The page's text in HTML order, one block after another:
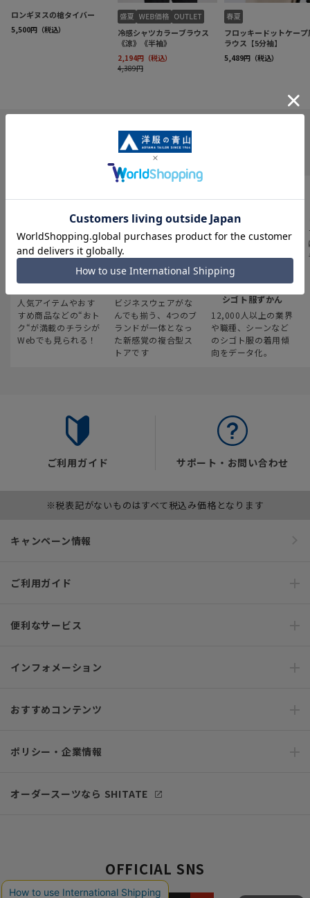
INFORMATION
最新のお買い得情報
人気アイテムやおす
すめ商品などの“おト
ク“が満載のチラシが
Webでも見られる！
スーツスクエア
ビジネスウェアがな
んでも揃う、4つのブ
ランドが一体となっ
た新感覚の複合型ス
トアです
みんなの
シゴト服ずかん
12,000人以上の業界
や職種、シーンなど
のシゴト服の着用傾
向をデータ化。
ご利用ガイド サポート・お問い合わせ
※税表記がないものはすべて税込み価格となります
キャンペーン情報
ご利用ガイド
便利なサービス
インフォメーション
おすすめコンテンツ
ポリシー・企業情報
オーダースーツなら SHITATE
OFFICIAL SNS